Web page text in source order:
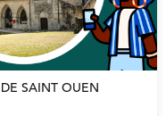
SAINT OUEN